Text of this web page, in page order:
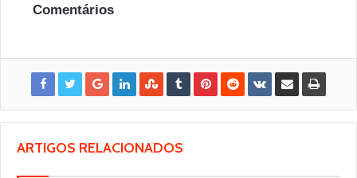
Comentários
ARTIGOS RELACIONADOS